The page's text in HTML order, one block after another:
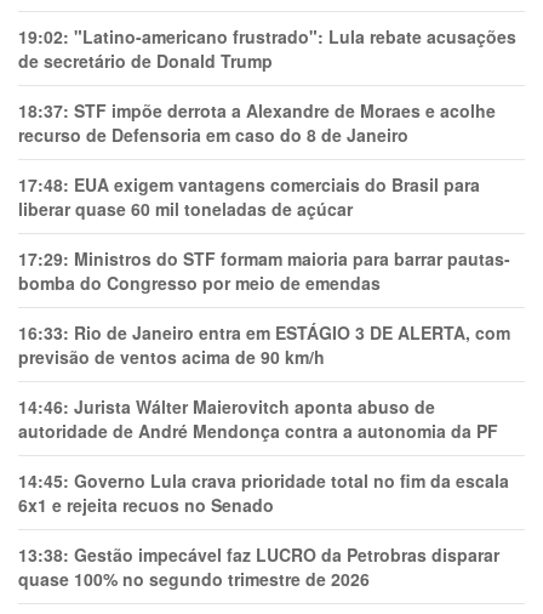
19:02: "Latino-americano frustrado": Lula rebate acusações
de secretário de Donald Trump
18:37: STF impõe derrota a Alexandre de Moraes e acolhe
recurso de Defensoria em caso do 8 de Janeiro
17:48: EUA exigem vantagens comerciais do Brasil para
liberar quase 60 mil toneladas de açúcar
17:29: Ministros do STF formam maioria para barrar pautas-
bomba do Congresso por meio de emendas
16:33: Rio de Janeiro entra em ESTÁGIO 3 DE ALERTA, com
previsão de ventos acima de 90 km/h
14:46: Jurista Wálter Maierovitch aponta abuso de
autoridade de André Mendonça contra a autonomia da PF
14:45: Governo Lula crava prioridade total no fim da escala
6x1 e rejeita recuos no Senado
13:38: Gestão impecável faz LUCRO da Petrobras disparar
quase 100% no segundo trimestre de 2026